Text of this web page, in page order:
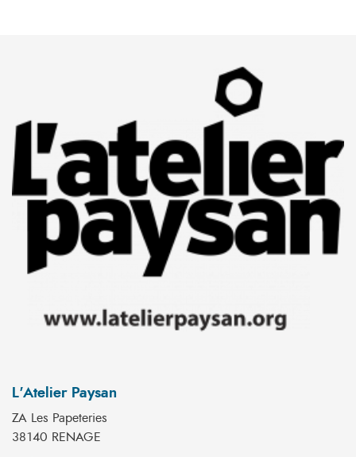
L'Atelier Paysan
ZA Les Papeteries
38140 RENAGE